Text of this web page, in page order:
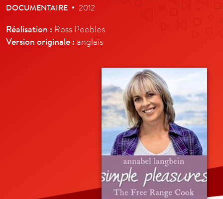
DOCUMENTAIRE • 2012
Réalisation : Ross Peebles
Version originale : anglais